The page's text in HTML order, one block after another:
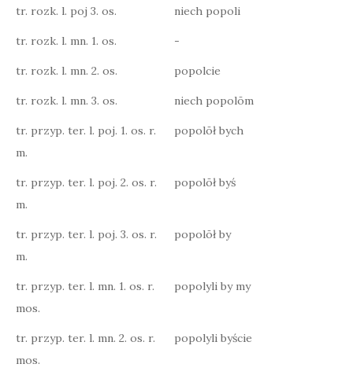
tr. rozk. l. poj 3. os. niech popoli
tr. rozk. l. mn. 1. os. -
tr. rozk. l. mn. 2. os. popolcie
tr. rozk. l. mn. 3. os. niech popolōm
tr. przyp. ter. l. poj. 1. os. r.
m.
popolōł bych
tr. przyp. ter. l. poj. 2. os. r.
m.
popolōł byś
tr. przyp. ter. l. poj. 3. os. r.
m.
popolōł by
tr. przyp. ter. l. mn. 1. os. r.
mos.
popolyli by my
tr. przyp. ter. l. mn. 2. os. r.
mos.
popolyli byście